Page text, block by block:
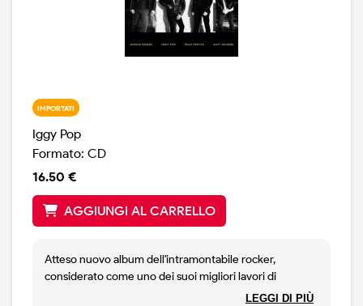
IMPORTATI
Iggy Pop
Formato: CD
16.50 €
AGGIUNGI AL CARRELLO
Atteso nuovo album dell'intramontabile rocker,
considerato come uno dei suoi migliori lavori di
sempre, a detta di gran parte della stampaLEGGI DI PIÙ